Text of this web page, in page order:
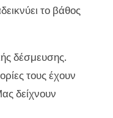
το βάθος
δέσμευσης.
τους έχουν
δείχνουν